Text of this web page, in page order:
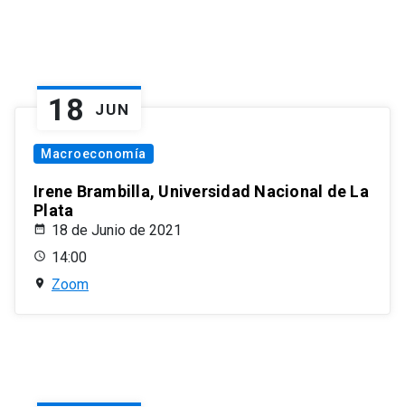
18 JUN
Macroeconomía
Irene Brambilla, Universidad Nacional de La
Plata
18 de Junio de 2021
14:00
Zoom